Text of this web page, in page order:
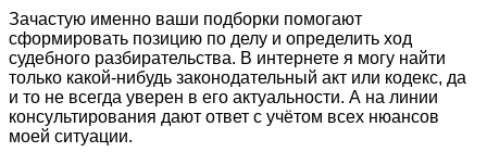
Зачастую именно ваши подборки помогают
сформировать позицию по делу и определить ход
судебного разбирательства. В интернете я могу найти
только какой-нибудь законодательный акт или кодекс, да
и то не всегда уверен в его актуальности. А на линии
консультирования дают ответ с учётом всех нюансов
моей ситуации.